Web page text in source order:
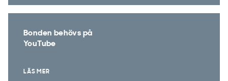
Bonden behövs på
YouTube
LÄS MER